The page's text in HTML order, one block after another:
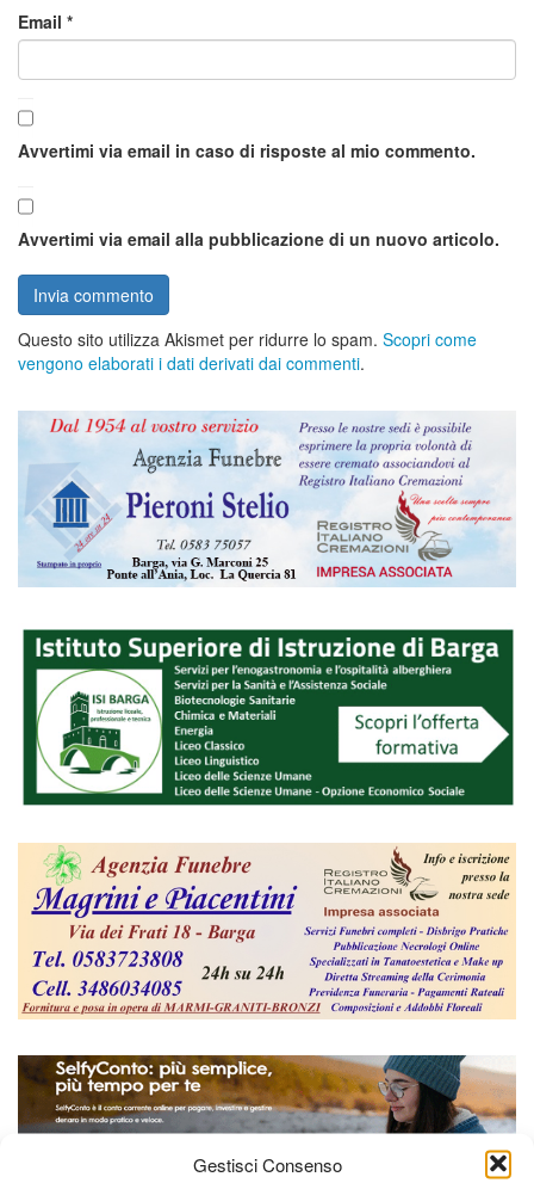
Gestisci Consenso
Email *
Avvertimi via email in caso di risposte al mio commento.
Avvertimi via email alla pubblicazione di un nuovo articolo.
Questo sito utilizza Akismet per ridurre lo spam. Scopri come
vengono elaborati i dati derivati dai commenti.